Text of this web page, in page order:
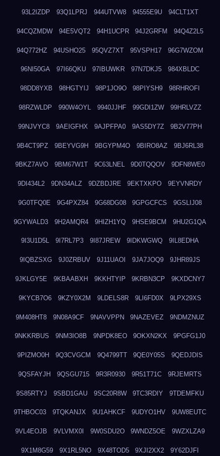
93L2IZDP 93Q1LPRJ 944UTVW8 94555E9U 94CLT1XT
94CQZMDW 94E5VQT2 94H1UCPR 94J2GRFM 94Q4Z2L5
94Q772HZ 94USHO25 95QVZ7XT 95VSPH17 96G7WZOM
96NI50GA 97I66QKU 97IBUWKR 97N7DKJ5 984XBLDC
98DD8YXB 98HGTYIJ 98P1JO9O 98PIYSH9 98RHROFI
98RZWLDP 990W4OYL 9940JJHF 99GDI1ZW 99HRLVZZ
99NJVYC8 9AEIGFHX 9AJPFPA0 9AS5DY7Z 9B2V77PH
9B4CT9PZ 9BEYVG9H 9BGYPM4O 9BIRO8AZ 9BJ6RL38
9BKZ7AVO 9BM67W1T 9C63LNEL 9D0TQQOV 9DFN8WE0
9DI434L2 9DN34ALZ 9DZBDJRE 9EKTXKPO 9EYVNRDY
9G0TFQ0E 9G4PXZ84 9G68DG08 9GPGCFCS 9GSLIJ08
9GYWALD3 9H2AMQR4 9HIZH1YQ 9HSE9BCM 9HU2G1QA
9I3U1D5L 9I7RL7P3 9I87JREW 9IDKWGWQ 9IL8EDHA
9IQBZSXG 9J0ZRBUV 9J11UAOI 9JA7JOQ9 9JHR89JS
9JKLGY5E 9KBAABXH 9KKHTYIP 9KRBN3CP 9KXDCNY7
9KYCB7O6 9KZY0X2M 9LDELS8R 9LI6FD0X 9LPX29XS
9M408HT8 9N08A9CF 9NAVVPPN 9NAZEVEZ 9NDMZNUZ
9NKKRBUS 9NM3IO8B 9NPDK8EO 9OKXN2KX 9PGFG1J0
9PIZMO0H 9Q3CVGCM 9Q4799TT 9QE0Y05S 9QEDJDIS
9QSFAYJH 9QSGU715 9R3R0930 9R51T71C 9RJEMRTS
9S85RTYJ 9SBD1GAU 9SC20R8W 9TC3RDIY 9TDEMFKU
9THBOC03 9TQKANJX 9U1AHKCF 9UDYO1HV 9UW8EUTC
9VL4EOJB 9VLVMX0I 9W0SDU2O 9WNDZ5OE 9WZXLZA9
9X1M8G59 9X1RL5NO 9X48TOD5 9XJI2XX2 9Y62DJFI